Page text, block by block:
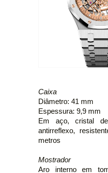
Caixa
Diâmetro: 41 mm
Espessura: 9,9 mm
Em aço, cristal
antirreflexo,
metros
Mostrador
Aro interno em